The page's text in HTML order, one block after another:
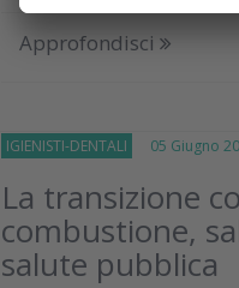
Approfondisci
IGIENISTI-DENTALI 05 Giugno
La transizione
combustione,
salute pubblica